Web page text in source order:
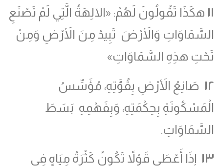
١١ هكَذَا تَقُولُونَ لَهُمْ: «الآلِهَةُ الَّتِي لَمْ تَصْنَعِ
السَّمَاوَاتِ وَالأَرْضَ تَبِيدُ مِنَ الأَرْضِ وَمِنْ
تَحْتِ هذِهِ السَّمَاوَاتِ»
١٢ صَانِعُ الأَرْضِ بِقُوَّتِهِ، مُؤَسِّسُ
الْمَسْكُونَةِ بِحِكْمَتِهِ، وَبِفَهْمِهِ بَسَطَ
السَّمَاوَاتِ.
١٣ إِذَا أَعْطَى قَوْلاً تَكُونُ كَثْرَةُ مِيَاهٍ فِي